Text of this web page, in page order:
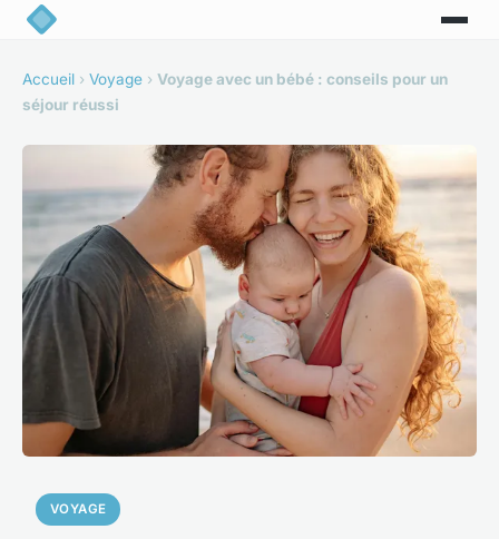
Accueil › Voyage › Voyage avec un bébé : conseils pour un
séjour réussi
VOYAGE